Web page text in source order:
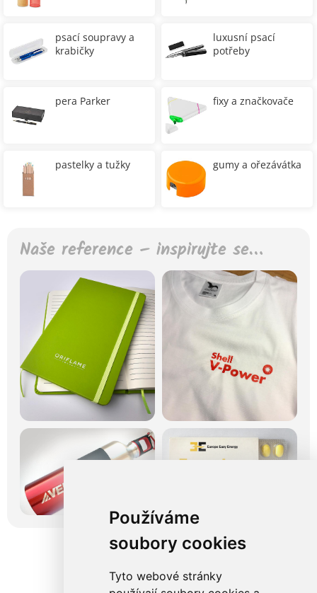
Používáme
soubory cookies
Tyto webové stránky
psací soupravy a
krabičky
luxusní psací
potřeby
pera Parker fixy a značkovače
pastelky a tužky gumy a ořezávátka
Naše reference – inspirujte se…